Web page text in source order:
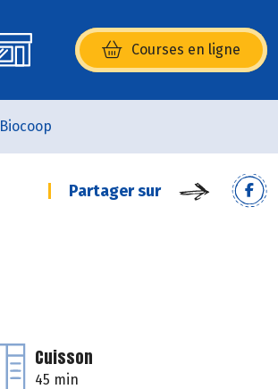
Courses en ligne
(s’ouvre dans une nouvelle
Biocoop
Partager sur
Cuisson
45 min